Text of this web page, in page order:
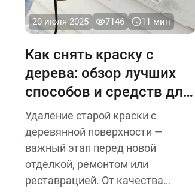
20 июля 2025 7146 11 мин
Как снять краску с
дерева: обзор лучших
способов и средств для
очистки
Удаление старой краски с
деревянной поверхности —
важный этап перед новой
отделкой, ремонтом или
реставрацией. От качества